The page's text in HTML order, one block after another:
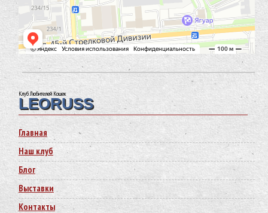
Клуб Любителей Кошек
LEORUSS
Главная
Наш клуб
Блог
Выставки
Контакты